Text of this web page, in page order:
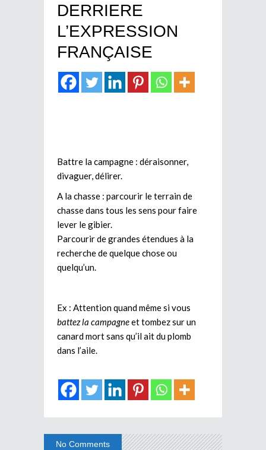
DERRIERE
L’EXPRESSION
FRANÇAISE
Battre la campagne : déraisonner,
divaguer, délirer.
A la chasse : parcourir le terrain de
chasse dans tous les sens pour faire
lever le gibier.
Parcourir de grandes étendues à la
recherche de quelque chose ou
quelqu’un.
Ex : Attention quand même si vous
battez la campagneet tombez sur un
canard mort sans qu’il ait du plomb
dans l’aile.
No Comments